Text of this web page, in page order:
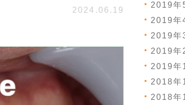
2024.06.19
2019年
2019年
2019年
2019年
2019年
2018年
2018年